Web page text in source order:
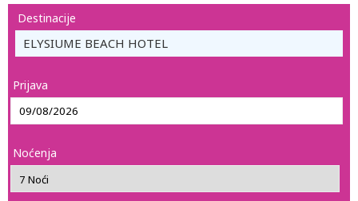
Destinacije
ELYSIUME BEACH HOTEL
Prijava
Noćenja